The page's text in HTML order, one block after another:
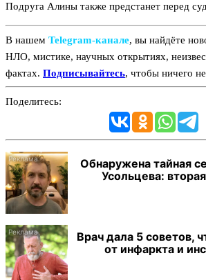
Подруга Алины также предстанет перед
В нашем Telegram‑канале, вы найдёте
НЛО, мистике, научных открытиях,
фактах. Подписывайтесь, чтобы ничего
Поделитесь:
Обнаружена тайная
Усольцева:
Врач дала 5 советов,
от инфаркта и